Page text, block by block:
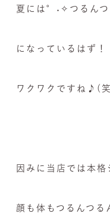
夏には°˖✧つるん
になっているはず！
ワクワクですね♪(
因みに当店では本格
顔も体もつるんつる